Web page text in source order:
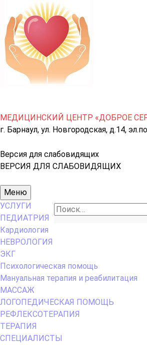
МЕДИЦИНСКИЙ ЦЕНТР «ДОБРОЕ
г. Барнаул, ул. Новгородская, д.14,
Версия для слабовидящих
ВЕРСИЯ ДЛЯ СЛАБОВИДЯЩИХ
Основное
меню
Меню
Найти:
УСЛУГИ
ПЕДИАТРИЯ
Кардиология
НЕВРОЛОГИЯ
ЭКГ
Психологическая помощь
Мануальная терапия и реабилитация
МАССАЖ
ЛОГОПЕДИЧЕСКАЯ ПОМОЩЬ
РЕФЛЕКСОТЕРАПИЯ
ТЕРАПИЯ
СПЕЦИАЛИСТЫ